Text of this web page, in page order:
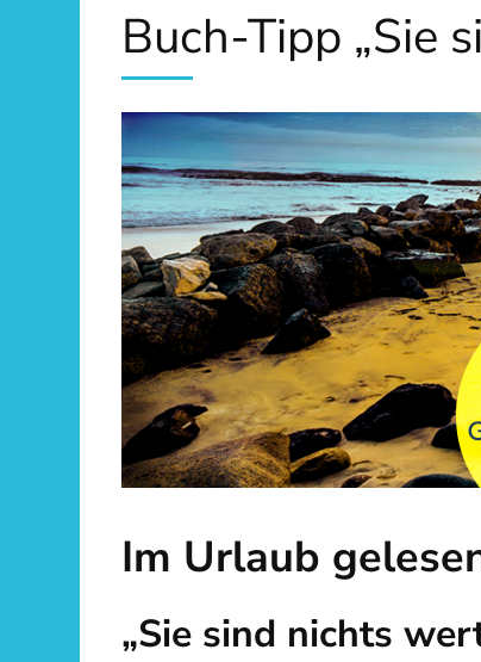
Buch-Tipp „Sie
Im Urlaub
„Sie sind nichts